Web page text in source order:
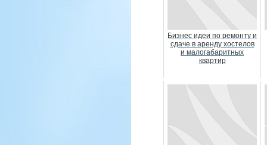
Бизнес идеи по ремонту и
сдаче в аренду хостелов
и малогабаритных
квартир